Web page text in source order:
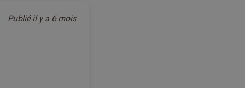
Publiéil y a 6 mois